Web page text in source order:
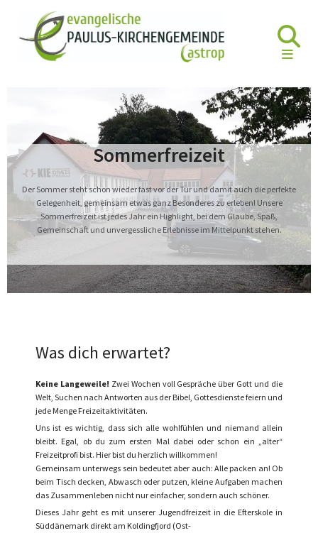
Sommerfreizeit
Der Sommer steht schon wieder fast vor der Tür und damit auch die perfekte
Gelegenheit, gemeinsam etwas ganz Besonderes zu erleben! Unsere
Sommerfreizeit ist jedes Jahr ein Highlight, bei dem Glaube, Spaß,
Gemeinschaft und unvergessliche Erlebnisse im Mittelpunkt stehen.
Was dich erwartet?
Keine Langeweile! Zwei Wochen voll Gespräche über Gott und die
Welt, Suchen nach Antworten aus der Bibel, Gottesdienste feiern und
jede Menge Freizeitaktivitäten.
Uns ist es wichtig, dass sich alle wohlfühlen und niemand allein
bleibt. Egal, ob du zum ersten Mal dabei oder schon ein „alter“
Freizeitprofi bist. Hier bist du herzlich willkommen!
Gemeinsam unterwegs sein bedeutet aber auch: Alle packen an! Ob
beim Tisch decken, Abwasch oder putzen, kleine Aufgaben machen
das Zusammenleben nicht nur einfacher, sondern auch schöner.
Dieses Jahr geht es mit unserer Jugendfreizeit in die Efterskole in
Süddänemark direkt am Koldingfjord (Ost-